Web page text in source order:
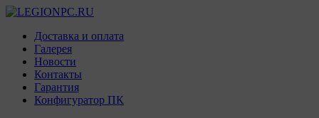
Доставка и оплата
Галерея
Новости
Контакты
Гарантия
Конфигуратор ПК